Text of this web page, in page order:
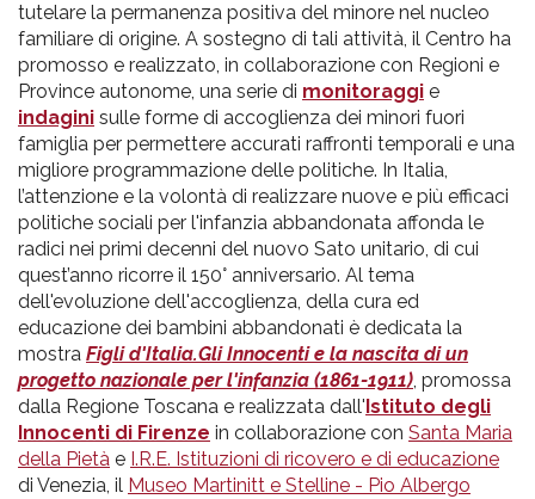
tutelare la permanenza positiva del minore nel nucleo
familiare di origine. A sostegno di tali attività, il Centro ha
promosso e realizzato, in collaborazione con Regioni e
Province autonome, una serie di monitoraggi e
indagini sulle forme di accoglienza dei minori fuori
famiglia per permettere accurati raffronti temporali e una
migliore programmazione delle politiche. In Italia,
l’attenzione e la volontà di realizzare nuove e più efficaci
politiche sociali per l'infanzia abbandonata affonda le
radici nei primi decenni del nuovo Sato unitario, di cui
quest’anno ricorre il 150° anniversario. Al tema
dell'evoluzione dell'accoglienza, della cura ed
educazione dei bambini abbandonati è dedicata la
mostra Figli d'Italia.Gli Innocenti e la nascita di un
progetto nazionale per l'infanzia (1861-1911), promossa
dalla Regione Toscana e realizzata dall'Istituto degli
Innocenti di Firenze in collaborazione con Santa Maria
della Pietà e I.R.E. Istituzioni di ricovero e di educazione
di Venezia, il Museo Martinitt e Stelline - Pio Albergo